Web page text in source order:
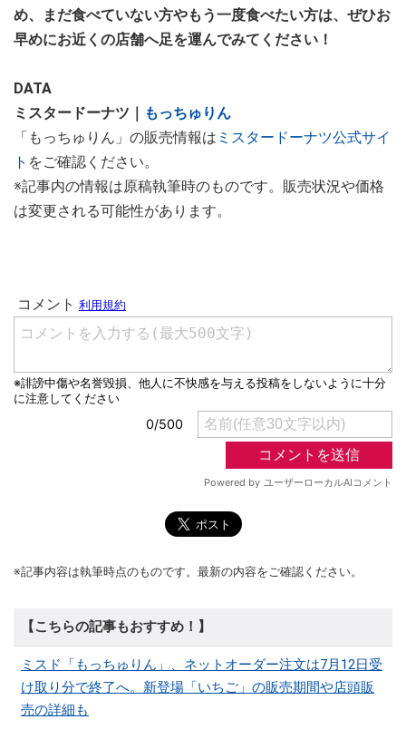
め、まだ食べていない方やもう一度食べたい方は、ぜひお
早めにお近くの店舗へ足を運んでみてください！
DATA
ミスタードーナツ｜ もっちゅりん
「もっちゅりん」の販売情報は ミスタードーナツ公式サイ
ト をご確認ください。
※記事内の情報は原稿執筆時のものです。販売状況や価格
は変更される可能性があります。
※記事内容は執筆時点のものです。最新の内容をご確認ください。
【こちらの記事もおすすめ！】
ミスド「もっちゅりん」、ネットオーダー注文は7月12日受
け取り分で終了へ。新登場「いちご」の販売期間や店頭販
売の詳細も